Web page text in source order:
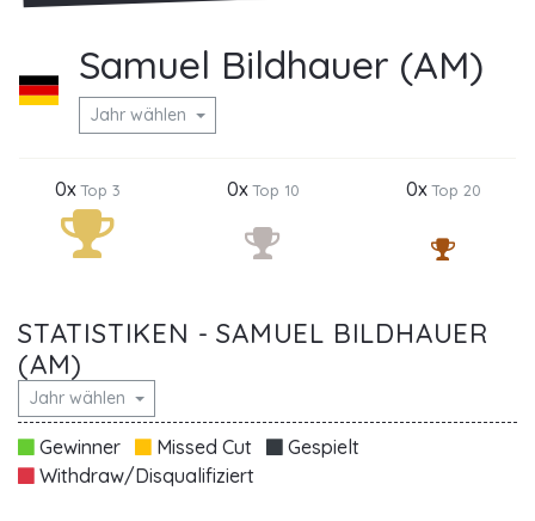
Samuel Bildhauer (AM)
Jahr wählen
0xTop 3 0xTop 10 0xTop 20
STATISTIKEN - SAMUEL BILDHAUER
(AM)
Jahr wählen
Gewinner Missed Cut
Gespielt
Withdraw/Disqualifiziert